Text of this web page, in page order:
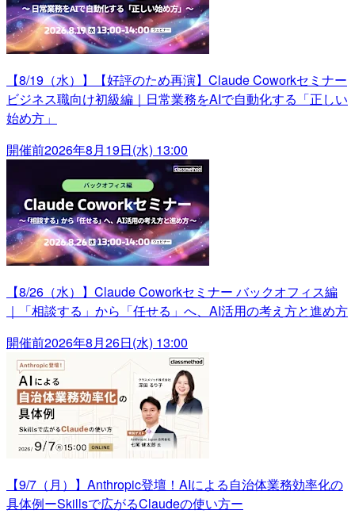
【8/19（水）】【好評のため再演】Claude Coworkセミナー
ビジネス職向け初級編｜日常業務をAIで自動化する「正しい
始め方」
開催前2026年8月19日(水) 13:00
【8/26（水）】Claude Coworkセミナー バックオフィス編
｜「相談する」から「任せる」へ、AI活用の考え方と進め方
開催前2026年8月26日(水) 13:00
【9/7（月）】Anthropic登壇！AIによる自治体業務効率化の
具体例ーSkillsで広がるClaudeの使い方ー